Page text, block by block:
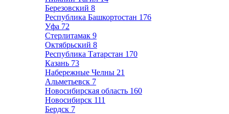
Березовский 8
Республика Башкортостан 176
Уфа 72
Стерлитамак 9
Октябрьский 8
Республика Татарстан 170
Казань 73
Набережные Челны 21
Альметьевск 7
Новосибирская область 160
Новосибирск 111
Бердск 7